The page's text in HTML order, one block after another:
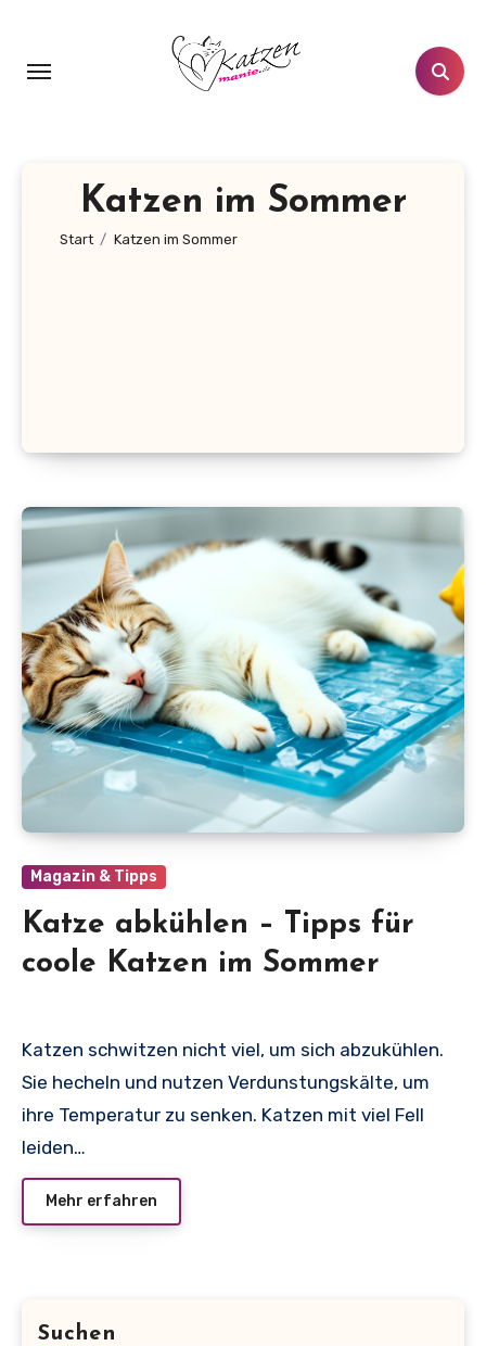
springen
Katzen im Sommer
Start Katzen im Sommer
Magazin & Tipps
Katze abkühlen – Tipps für
coole Katzen im Sommer
Katzen schwitzen nicht viel, um sich abzukühlen.
Sie hecheln und nutzen Verdunstungskälte, um
ihre Temperatur zu senken. Katzen mit viel Fell
leiden…
Mehr erfahren
Suchen